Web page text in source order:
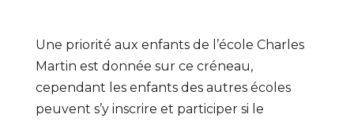
Une priorité aux enfants de l’école Charles
Martin est donnée sur ce créneau,
cependant les enfants des autres écoles
peuvent s’y inscrire et participer si le